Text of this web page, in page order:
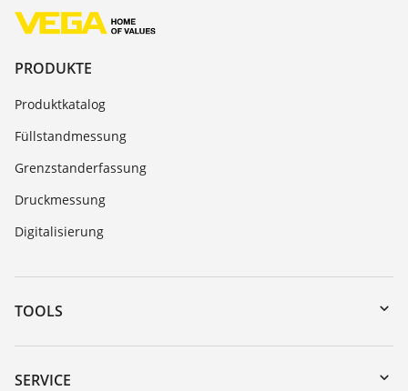
PRODUKTE
Produktkatalog
Füllstandmessung
Grenzstanderfassung
Druckmessung
Digitalisierung
TOOLS
Download-Center
Gerätesuche (Seriennummer)
SERVICE